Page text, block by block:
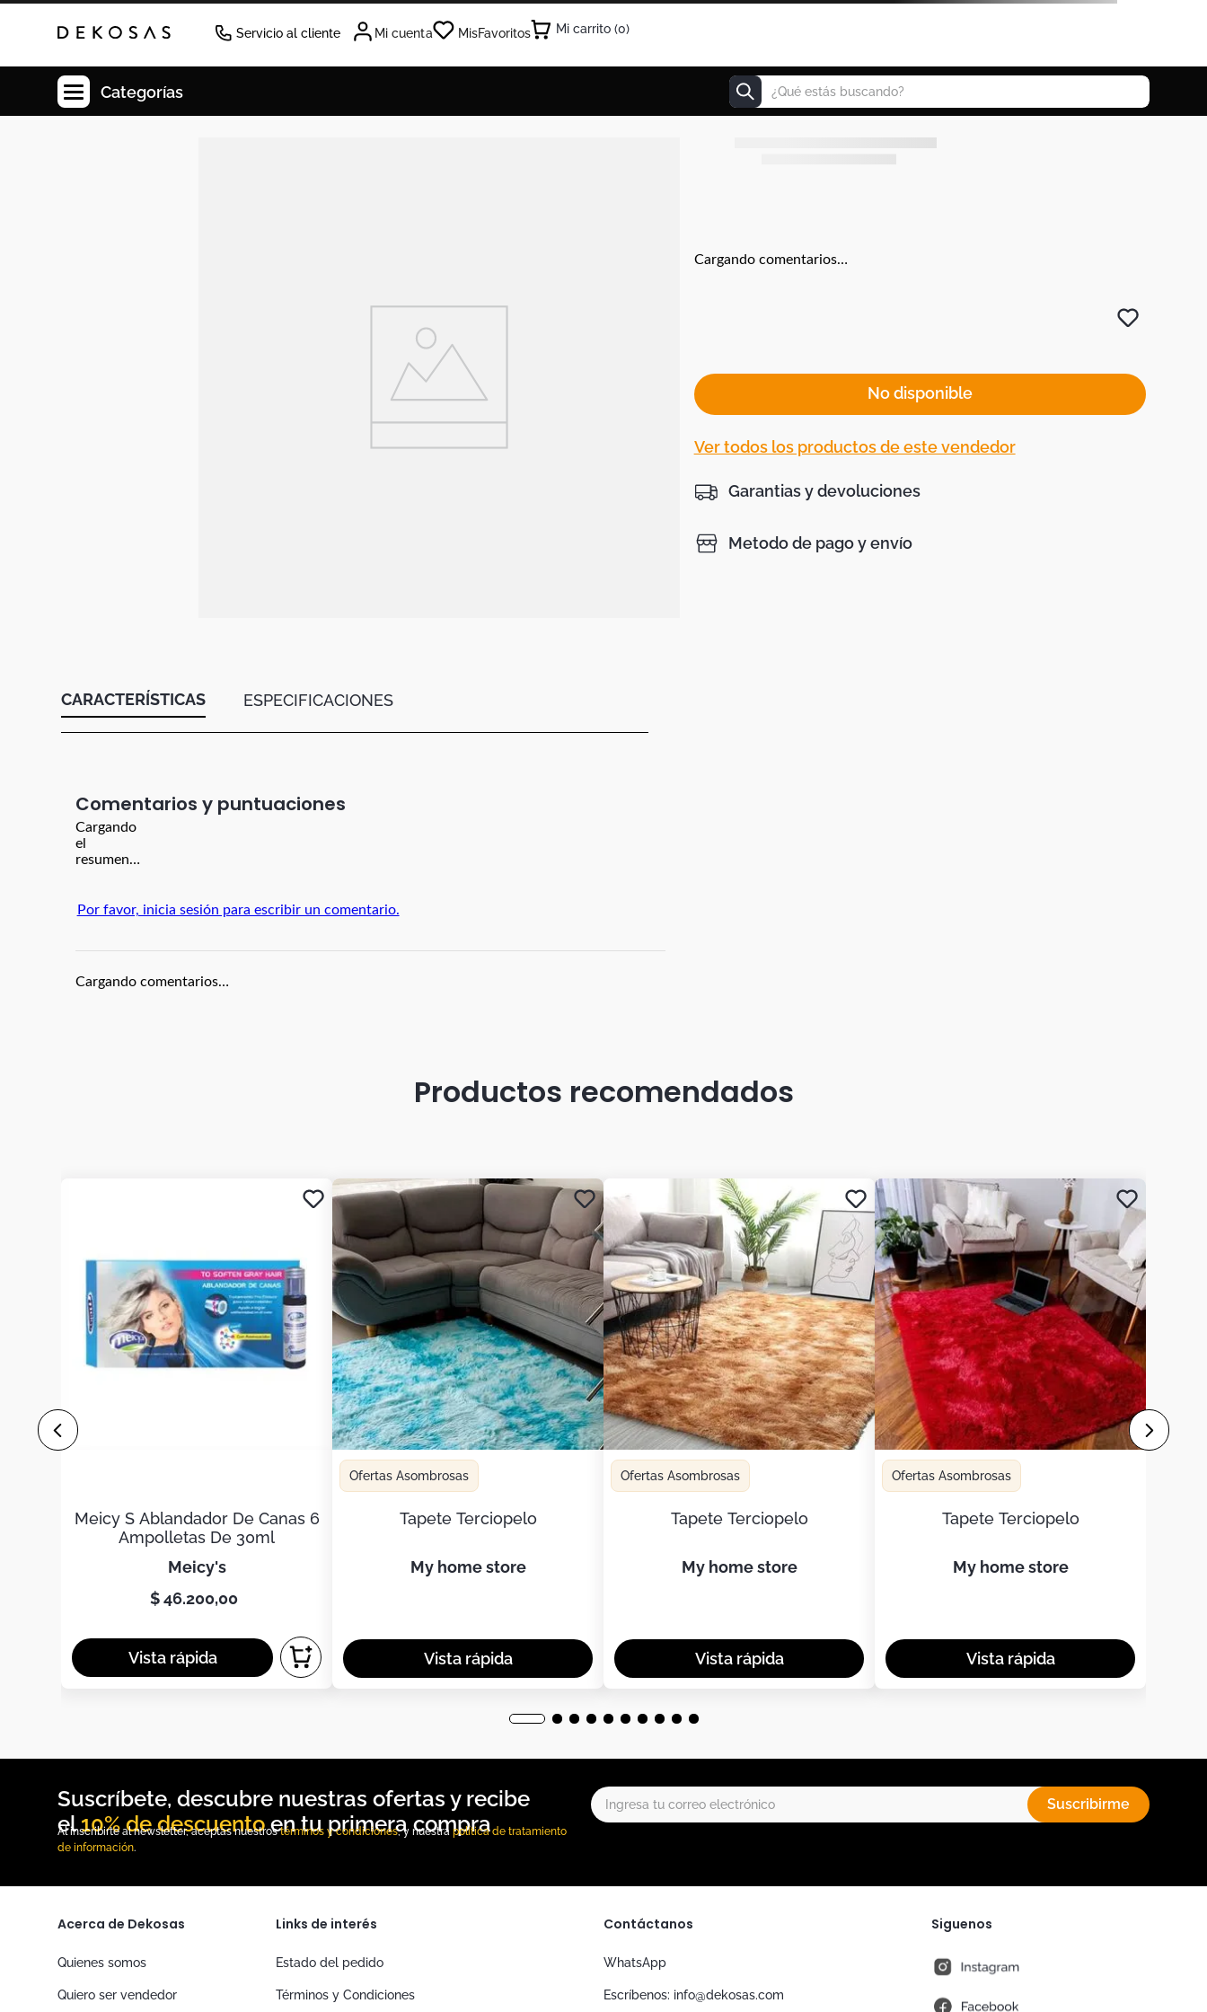
Servicio al cliente Mi cuenta MisFavoritos 0
Categorías ¿Qué estás buscando?
CARACTERÍSTICAS ESPECIFICACIONES
Comentarios
Cargando
el
resumen…
Por favor, inicia sesión para escribir un comentario.
Cargando comentarios…
Cargando comentarios…
No disponible
Ver todos los productos de este vendedor
Garantias y devoluciones
Metodo de pago y envío
Productos recomendados
Meicy S Ablandador De Canas 6
Ampolletas De 30ml
meicy's
$ 46.200,00
Ofertas Asombrosas
Tapete Terciopelo
my home store
Ofertas Asombrosas
Tapete Terciopelo
my home store
Ofertas Asombrosas
Tapete Terciopelo
my home store
10% de descuento
Suscribirme
Al inscribirte al newsletter, aceptas nuestrostérminos y condiciones, y nuestra política de tratamiento
de información.
Acerca de Dekosas
Quienes somos
Quiero ser vendedor
Links de interés
Estado del pedido
Términos y Condiciones
Contáctanos
WhatsApp
Escríbenos: info@dekosas.com
Siguenos
instagram
fb